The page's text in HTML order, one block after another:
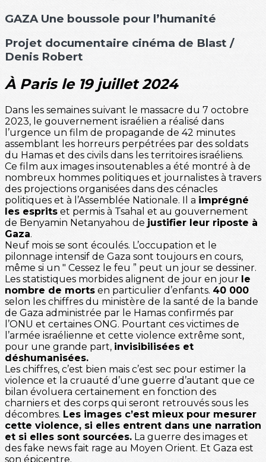
GAZA Une boussole pour l’humanité
Projet documentaire cinéma de Blast /
Denis Robert
À Paris le 19 juillet 2024
Dans les semaines suivant le massacre du 7 octobre
2023, le gouvernement israélien a réalisé dans
l’urgence un film de propagande de 42 minutes
assemblant les horreurs perpétrées par des soldats
du Hamas et des civils dans les territoires israéliens.
Ce film aux images insoutenables a été montré à de
nombreux hommes politiques et journalistes à travers
des projections organisées dans des cénacles
politiques et à l’Assemblée Nationale. Il a imprégné
les esprits et permis à Tsahal et au gouvernement
de Benyamin Netanyahou de justifier leur riposte à
Gaza.
Neuf mois se sont écoulés. L’occupation et le
pilonnage intensif de Gaza sont toujours en cours,
même si un ″ Cessez le feu ” peut un jour se dessiner.
Les statistiques morbides alignent de jour en jour le
nombre de morts en particulier d’enfants. 40 000
selon les chiffres du ministère de la santé de la bande
de Gaza administrée par le Hamas confirmés par
l’ONU et certaines ONG. Pourtant ces victimes de
l’armée israélienne et cette violence extrême sont,
pour une grande part, invisibilisées et
déshumanisées.
Les chiffres, c’est bien mais c’est sec pour estimer la
violence et la cruauté d’une guerre d’autant que ce
bilan évoluera certainement en fonction des
charniers et des corps qui seront retrouvés sous les
décombres. Les images c’est mieux pour mesurer
cette violence, si elles entrent dans une narration
et si elles sont sourcées. La guerre des images et
des fake news fait rage au Moyen Orient. Et Gaza est
son épicentre.